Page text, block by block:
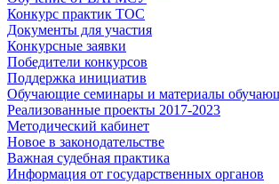
Конкурс практик ТОС
Документы для участия
Конкурсные заявки
Победители конкурсов
Поддержка инициатив
Обучающие семинары и материалы
Реализованные проекты 2017-2023
Методический кабинет
Новое в законодательстве
Важная судебная практика
Информация от государственных органов